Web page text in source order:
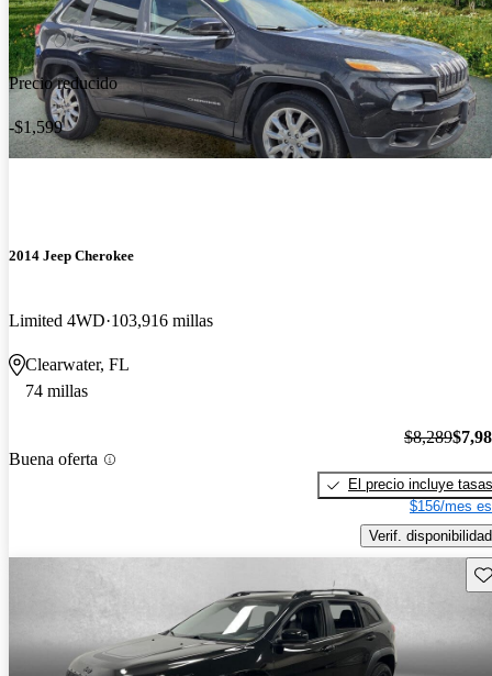
Precio reducido
-$1,599
2014 Jeep Cherokee
Limited 4WD 103,916 millas
Clearwater, FL
74 millas
Buena oferta
$8,289
El precio incluye tasas
$156/mes
Verif. disponibilidad